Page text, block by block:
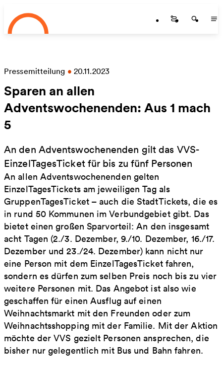
Zum Hauptinhalt springen
Startseite
Pressemitteilung • 20.11.2023
Sparen an allen
Adventswochenenden: Aus 1 mach
5
An den Adventswochenenden gilt das VVS-
EinzelTagesTicket für bis zu fünf Personen
An allen Adventswochenenden gelten
EinzelTagesTickets am jeweiligen Tag als
GruppenTagesTicket – auch die StadtTickets, die es
in rund 50 Kommunen im Verbundgebiet gibt. Das
bietet einen großen Sparvorteil: An den insgesamt
acht Tagen (2./3. Dezember, 9./10. Dezember, 16./17.
Dezember und 23./24. Dezember) kann nicht nur
eine Person mit dem EinzelTagesTicket fahren,
sondern es dürfen zum selben Preis noch bis zu vier
weitere Personen mit. Das Angebot ist also wie
geschaffen für einen Ausflug auf einen
Weihnachtsmarkt mit den Freunden oder zum
Weihnachtsshopping mit der Familie. Mit der Aktion
möchte der VVS gezielt Personen ansprechen, die
bisher nur gelegentlich mit Bus und Bahn fahren.